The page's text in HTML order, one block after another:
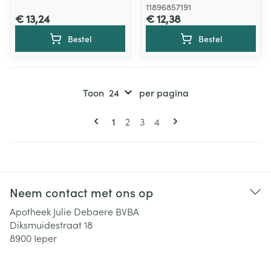
€ 13,24
Bestel
11896857191
€ 12,38
Bestel
Pagina's
U lees momenteel pagina
1 Pagina
2 Pagina
3 Pagina
4
Toon per pagina
Neem contact met ons op
Apotheek Julie Debaere BVBA
Diksmuidestraat 18
8900 Ieper